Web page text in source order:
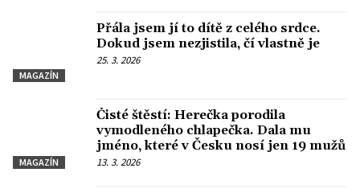
MAGAZÍN
Přála jsem jí to dítě z celého srdce.
Dokud jsem nezjistila, čí vlastně je
25. 3. 2026
MAGAZÍN
Čisté štěstí: Herečka porodila
vymodleného chlapečka. Dala mu
jméno, které v Česku nosí jen 19 mužů
13. 3. 2026